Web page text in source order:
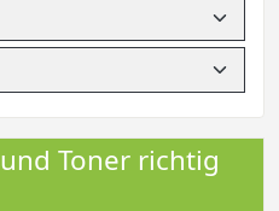
Toner richtig